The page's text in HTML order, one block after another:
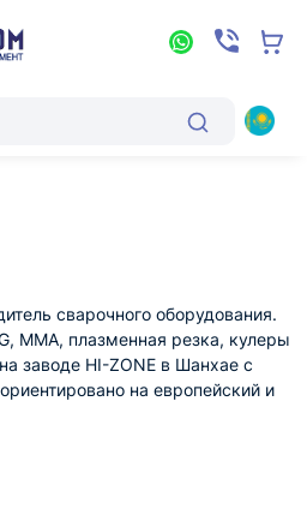
сварочного оборудования.
MMA, плазменная резка, кулеры
заводе HI-ZONE в Шанхае с
на европейский и